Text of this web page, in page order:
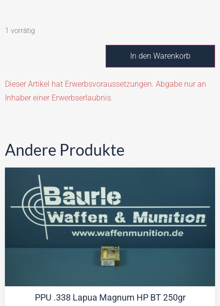
1 vorrätig
In den Warenkorb
Dieser Artikel hat Erwerbsvoraussetzungen. Abgabe nur an
Inhaber einer Erwerbserlaubnis.
Andere Produkte
PPU .338 Lapua Magnum HP BT 250gr